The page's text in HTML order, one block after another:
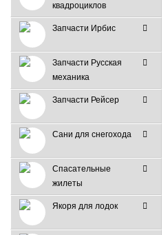
квадроциклов
Запчасти Ирбис
Запчасти Русская
механика
Запчасти Рейсер
Сани для снегохода
Спасательные
жилеты
Якоря для лодок